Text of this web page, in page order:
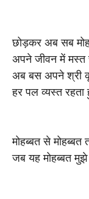
छोड़कर अब सब मोह
अपने जीवन में मस्त
अब बस अपने श्री
हर पल व्यस्त रहता
मोहब्बत से मोहब्बत
जब यह मोहब्बत मुझे